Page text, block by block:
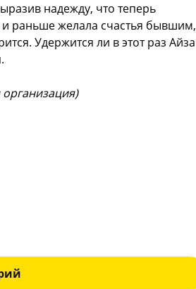
надежду, что теперь
и раньше желала счастья бывшим,
Удержится ли в этот раз Айза